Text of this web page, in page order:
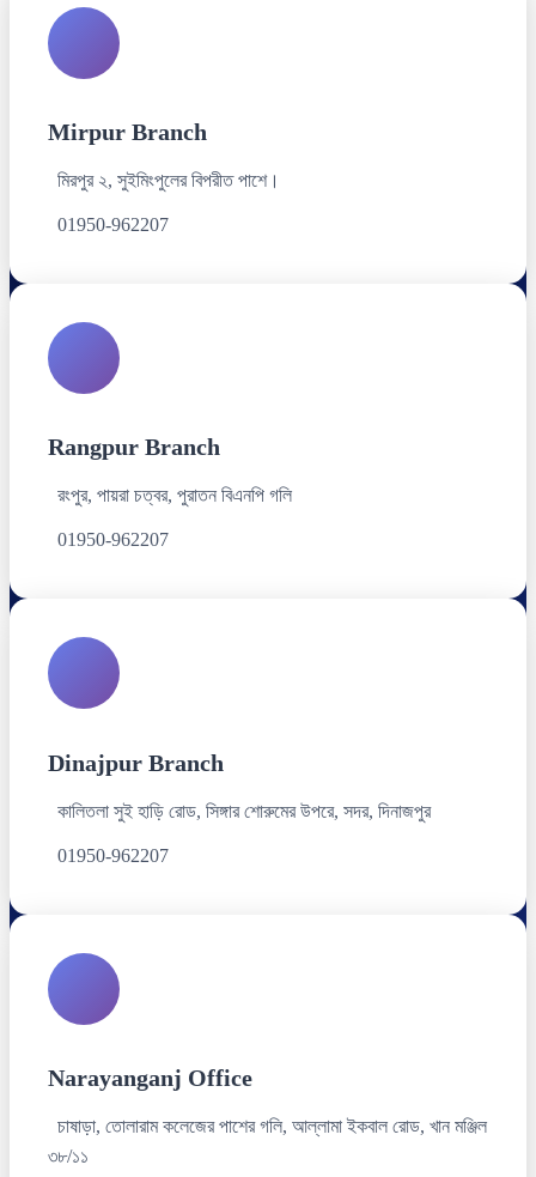
Mirpur Branch
মিরপুর ২, সুইমিংপুলের বিপরীত পাশে।
01950-962207
Rangpur Branch
রংপুর, পায়রা চত্বর, পুরাতন বিএনপি গলি
01950-962207
Dinajpur Branch
কালিতলা সুই হাড়ি রোড, সিঙ্গার শোরুমের উপরে, সদর, দিনাজপুর
01950-962207
Narayanganj Office
চাষাড়া, তোলারাম কলেজের পাশের গলি, আল্লামা ইকবাল রোড, খান মঞ্জিল
৩৮/১১